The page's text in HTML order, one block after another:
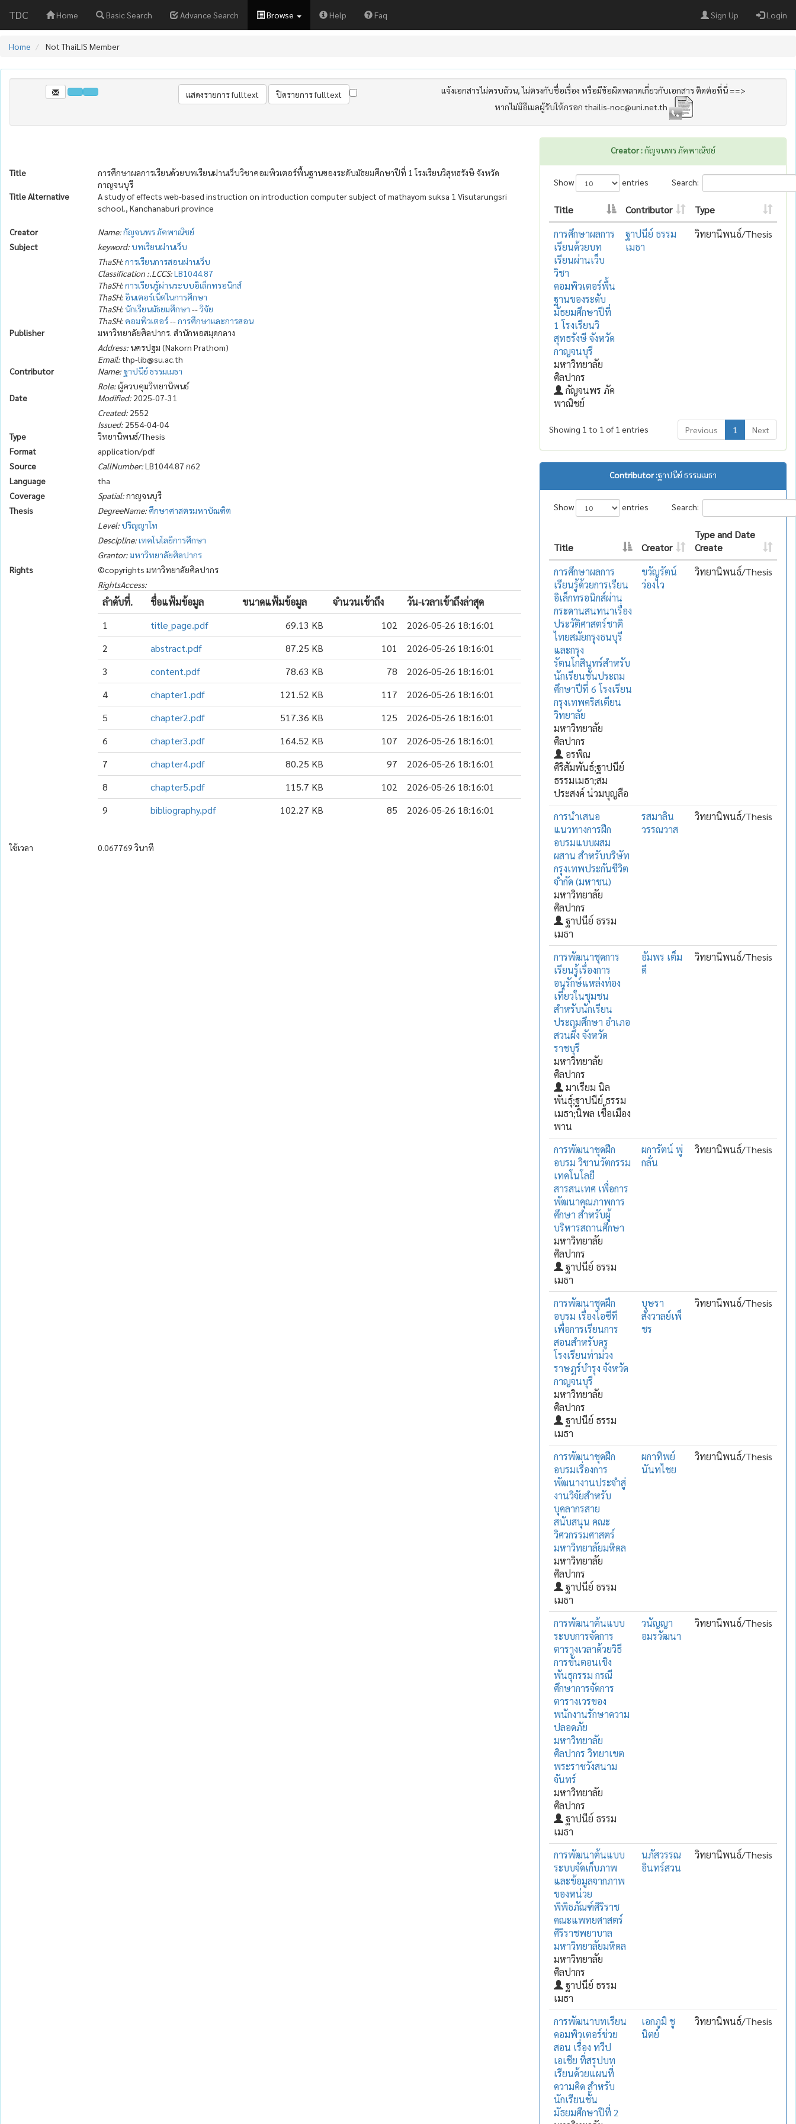
TDC Home Basic Search Advance Search Browse Help Faq Sign Up Login
Home Not ThaiLIS Member
แจ้งเอกสารไม่ครบถ้วน, ไม่ตรงกับชื่อเรื่อง หรือมีข้อผิดพลาดเกี่ยวกับเอกสาร ติดต่อที่นี่ ==>
หากไม่มีอีเมลผู้รับให้กรอก thailis-noc@uni.net.th
Title
การศึกษาผลการเรียนด้วยบทเรียนผ่านเว็บวิชาคอมพิวเตอร์พื้นฐานของระดับมัธยมศึกษาปีที่ 1 โรงเรียนวิสุทธรังษี จังหวัด
กาญจนบุรี
Title Alternative
A study of effects web-based instruction on introduction computer subject of mathayom suksa 1 Visutarungsri
school., Kanchanaburi province
Creator Name:กัญจนพร ภัคพาณิชย์
Subject
keyword:บทเรียนผ่านเว็บ
ThaSH:การเรียนการสอนผ่านเว็บ
Classification :.LCCS:LB1044.87
ThaSH:การเรียนรู้ผ่านระบบอิเล็กทรอนิกส์
ThaSH: อินเตอร์เน็ตในการศึกษา
ThaSH:นักเรียนมัธยมศึกษา --วิจัย
ThaSH: คอมพิวเตอร์--การศึกษาและการสอน
Publisher
มหาวิทยาลัยศิลปากร. สำนักหอสมุดกลาง
Address:นครปฐม (Nakorn Prathom)
Email:thp-lib@su.ac.th
Contributor
Name: ฐาปนีย์ ธรรมเมธา
Role:ผู้ควบคุมวิทยานิพนธ์
Date
Modified: 2025-07-31
Created: 2552
Issued: 2554-04-04
Type
วิทยานิพนธ์/Thesis
Format
application/pdf
Source
CallNumber:LB1044.87 ก62
Language
tha
Coverage
Spatial:กาญจนบุรี
Thesis
DegreeName: ศึกษาศาสตรมหาบัณฑิต
Level:ปริญญาโท
Descipline:เทคโนโลยีการศึกษา
Grantor:มหาวิทยาลัยศิลปากร
Rights
©copyrights มหาวิทยาลัยศิลปากร
RightsAccess:
ลำดับที่. ชื่อแฟ้มข้อมูล ขนาดแฟ้มข้อมูล จำนวนเข้าถึง
วัน-เวลาเข้าถึงล่าสุด
1
title_page.pdf 69.13 KB 102
2026-05-26 18:16:01
2
abstract.pdf 87.25 KB 101
2026-05-26 18:16:01
3
content.pdf 78.63 KB 78
2026-05-26 18:16:01
4
chapter1.pdf 121.52 KB 117
2026-05-26 18:16:01
5
chapter2.pdf 517.36 KB 125
2026-05-26 18:16:01
6
chapter3.pdf 164.52 KB 107
2026-05-26 18:16:01
7
chapter4.pdf 80.25 KB 97
2026-05-26 18:16:01
8
chapter5.pdf 115.7 KB 102
2026-05-26 18:16:01
9
bibliography.pdf 102.27 KB 85 2026-05-26 18:16:01
ใช้เวลา 0.067769 วินาที
Creator :กัญจนพร ภัคพาณิชย์
Show entries Search:
Title Contributor
Type
การศึกษาผลการ
เรียนด้วยบท
เรียนผ่านเว็บ
วิชา
คอมพิวเตอร์พื้น
ฐานของระดับ
มัธยมศึกษาปีที่
1 โรงเรียนวิ
สุทธรังษี จังหวัด
กาญจนบุรี
มหาวิทยาลัย
ศิลปากร
กัญจนพร ภัค
พาณิชย์
ฐาปนีย์ ธรรม
เมธา
วิทยานิพนธ์/Thesis
Showing 1 to 1 of 1 entries Previous 1 Next
Contributor :ฐาปนีย์ ธรรมเมธา
Show entries Search:
Title Creator
Type and Date
Create
การศึกษาผลการ
เรียนรู้ด้วยการเรียน
อิเล็กทรอนิกส์ผ่าน
กระดานสนทนาเรื่อง
ประวัติศาสตร์ชาติ
ไทยสมัยกรุงธนบุรี
และกรุง
รัตนโกสินทร์สำหรับ
นักเรียนชั้นประถม
ศึกษาปีที่ 6 โรงเรียน
กรุงเทพคริสเตียน
วิทยาลัย
มหาวิทยาลัย
ศิลปากร
อรพิณ
ศิริสัมพันธ์;ฐาปนีย์
ธรรมเมธา;สม
ประสงค์ น่วมบุญลือ
ขวัญรัตน์
ว่องไว
วิทยานิพนธ์/Thesis
การนำเสนอ
แนวทางการฝึก
อบรมแบบผสม
ผสาน สำหรับบริษัท
กรุงเทพประกันชีวิต
จำกัด ‪(มหาชน)‬
มหาวิทยาลัย
ศิลปากร
ฐาปนีย์ ธรรม
เมธา
รสมาลิน
วรรณวาส
วิทยานิพนธ์/Thesis
การพัฒนาชุดการ
เรียนรู้เรื่องการ
อนุรักษ์แหล่งท่อง
เที่ยวในชุมชน
สำหรับนักเรียน
ประถมศึกษา อำเภอ
สวนผึ้ง จังหวัด
ราชบุรี
มหาวิทยาลัย
ศิลปากร
มาเรียม นิล
พันธุ์;ฐาปนีย์ ธรรม
เมธา;นิพล เชื้อเมือง
พาน
อัมพร เต็ม
ดี
วิทยานิพนธ์/Thesis
การพัฒนาชุดฝึก
อบรม วิชานวัตกรรม
เทคโนโลยี
สารสนเทศ เพื่อการ
พัฒนาคุณภาพการ
ศึกษา สำหรับผู้
บริหารสถานศึกษา
มหาวิทยาลัย
ศิลปากร
ฐาปนีย์ ธรรม
เมธา
ผการัตน์ พู่
กลั่น
วิทยานิพนธ์/Thesis
การพัฒนาชุดฝึก
อบรม เรื่องไอซีที
เพื่อการเรียนการ
สอนสำหรับครู
โรงเรียนท่าม่วง
ราษฎร์บำรุง จังหวัด
กาญจนบุรี
มหาวิทยาลัย
ศิลปากร
ฐาปนีย์ ธรรม
เมธา
บุษรา
สังวาลย์เพ็
ชร
วิทยานิพนธ์/Thesis
การพัฒนาชุดฝึก
อบรมเรื่องการ
พัฒนางานประจำสู่
งานวิจัยสำหรับ
บุคลากรสาย
สนับสนุน คณะ
วิศวกรรมศาสตร์
มหาวิทยาลัยมหิดล
มหาวิทยาลัย
ศิลปากร
ฐาปนีย์ ธรรม
เมธา
ผกาทิพย์
นันทไชย
วิทยานิพนธ์/Thesis
การพัฒนาต้นแบบ
ระบบการจัดการ
ตารางเวลาด้วยวิธี
การขั้นตอนเชิง
พันธุกรรม กรณี
ศึกษาการจัดการ
ตารางเวรของ
พนักงานรักษาความ
ปลอดภัย
มหาวิทยาลัย
ศิลปากร วิทยาเขต
พระราชวังสนาม
จันทร์
มหาวิทยาลัย
ศิลปากร
ฐาปนีย์ ธรรม
เมธา
วนัญญา
อมรวัฒนา
วิทยานิพนธ์/Thesis
การพัฒนาต้นแบบ
ระบบจัดเก็บภาพ
และข้อมูลจากภาพ
ของหน่วย
พิพิธภัณฑ์ศิริราช
คณะแพทยศาสตร์
ศิริราชพยาบาล
มหาวิทยาลัยมหิดล
มหาวิทยาลัย
ศิลปากร
ฐาปนีย์ ธรรม
เมธา
นภัสวรรณ
อินทร์สวน
วิทยานิพนธ์/Thesis
การพัฒนาบทเรียน
คอมพิวเตอร์ช่วย
สอน เรื่อง ทวีป
เอเชีย ที่สรุปบท
เรียนด้วยแผนที่
ความคิด สำหรับ
นักเรียนชั้น
มัธยมศึกษาปีที่ 2
เอกภูมิ ชู
นิตย์
วิทยานิพนธ์/Thesis